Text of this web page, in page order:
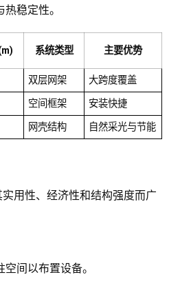
稳定性。
系统类型 主要优势
双层网架
大跨度覆盖
空间框架
安装快捷
网壳结构 自然采光与节能
用性、经济性和结构强度而广
间以布置设备。